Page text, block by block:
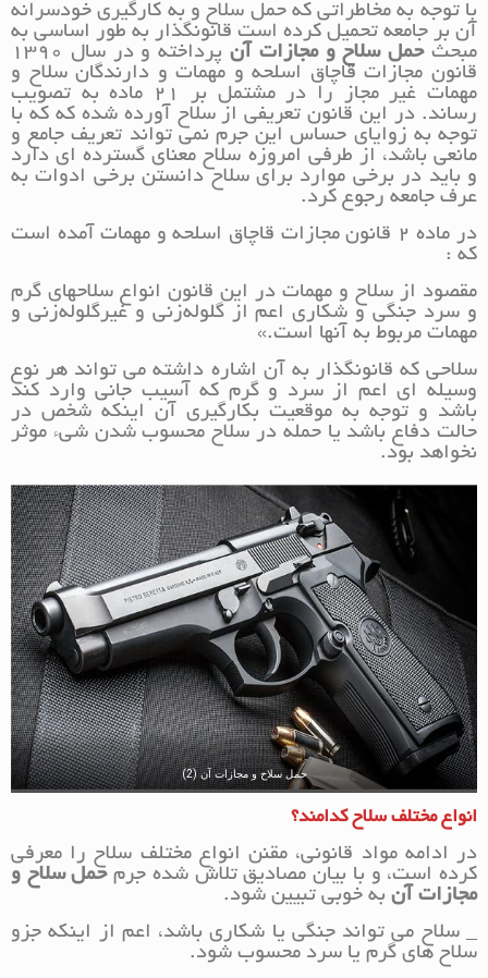
با توجه به مخاطراتی که حمل سلاح و به کارگیری خودسرانه
آن بر جامعه تحمیل کرده است قانونگذار به طور اساسی به
مبحثحمل سلاح و مجازات آن
پرداخته و در سال 1390
قانون مجازات قاچاق اسلحه و مهمات و دارندگان سلاح و
مهمات غیر مجاز را در مشتمل بر 21 ماده به تصویب
رساند. در این قانون تعریفی از سلاح آورده شده که که با
توجه به زوایای حساس این جرم نمی تواند تعریف جامع و
مانعی باشد، از طرفی امروزه سلاح معنای گسترده ای دارد
و باید در برخی موارد برای سلاح دانستن برخی ادوات به
عرف جامعه رجوع کرد.
در ماده 2 قانون مجازات قاچاق اسلحه و مهمات آمده است
که :
مقصود از سلاح و مهمات در این قانون انواع سلاحهای گرم
و سرد جنگی و شکاری اعم از گلوله‌زنی و غیرگلوله‌زنی و
مهمات مربوط به آنها است.»
سلاحی که قانونگذار به آن اشاره داشته می تواند هر نوع
وسیله ای اعم از سرد و گرم که آسیب جانی وارد کند
باشد و توجه به موقعیت بکارگیری آن اینکه شخص در
حالت دفاع باشد یا حمله در سلاح محسوب شدن شیء موثر
نخواهد بود.
حمل سلاح و مجازات آن (2)
انواع مختلف سلاح کدامند؟
در ادامه مواد قانونی، مقنن انواع مختلف سلاح را معرفی
کرده است، و با بیان مصادیق تلاش شده جرمحمل سلاح و
مجازات آن به خوبی تبیین شود.
_ سلاح می تواند جنگی یا شکاری باشد، اعم از اینکه جزو
سلاح های گرم یا سرد محسوب شود.